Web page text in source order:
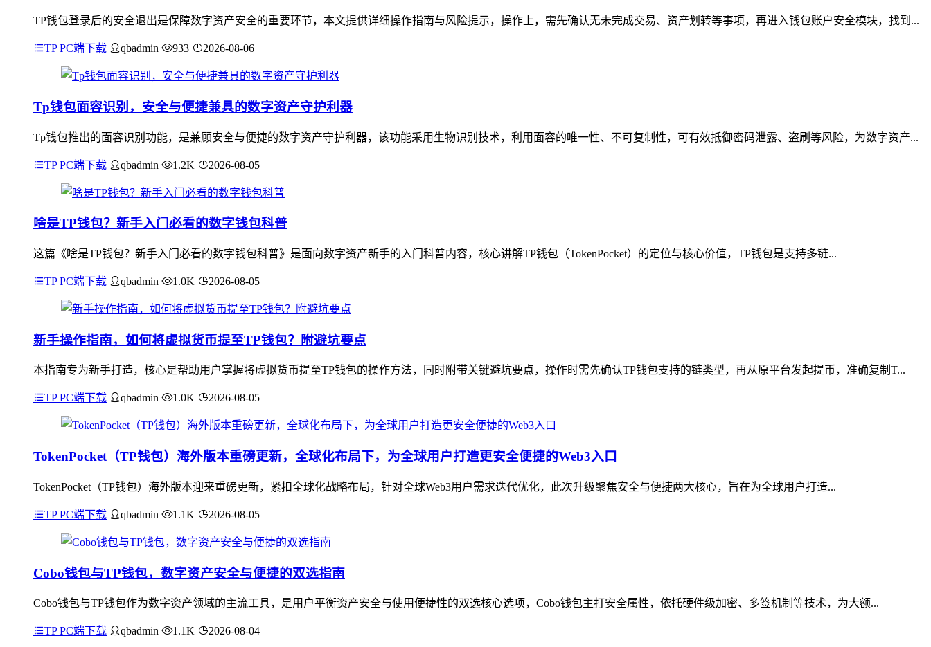
TP钱包登录后的安全退出是保障数字资产安全的重要环节，本文提供详细操作指南与风险提示，操作上，需先确认无未完成交易、资产划转等事项，再进入钱包账户安全模块，找到...
TP PC端下载 qbadmin 933 2026-08-06
Tp钱包面容识别，安全与便捷兼具的数字资产守护利器
Tp钱包推出的面容识别功能，是兼顾安全与便捷的数字资产守护利器，该功能采用生物识别技术，利用面容的唯一性、不可复制性，可有效抵御密码泄露、盗刷等风险，为数字资产...
TP PC端下载 qbadmin 1.2K 2026-08-05
啥是TP钱包？新手入门必看的数字钱包科普
这篇《啥是TP钱包？新手入门必看的数字钱包科普》是面向数字资产新手的入门科普内容，核心讲解TP钱包（TokenPocket）的定位与核心价值，TP钱包是支持多链...
TP PC端下载 qbadmin 1.0K 2026-08-05
新手操作指南，如何将虚拟货币提至TP钱包？附避坑要点
本指南专为新手打造，核心是帮助用户掌握将虚拟货币提至TP钱包的操作方法，同时附带关键避坑要点，操作时需先确认TP钱包支持的链类型，再从原平台发起提币，准确复制T...
TP PC端下载 qbadmin 1.0K 2026-08-05
TokenPocket（TP钱包）海外版本重磅更新，全球化布局下，为全球用户打造更安全便捷的Web3入口
TokenPocket（TP钱包）海外版本迎来重磅更新，紧扣全球化战略布局，针对全球Web3用户需求迭代优化，此次升级聚焦安全与便捷两大核心，旨在为全球用户打造...
TP PC端下载 qbadmin 1.1K 2026-08-05
Cobo钱包与TP钱包，数字资产安全与便捷的双选指南
Cobo钱包与TP钱包作为数字资产领域的主流工具，是用户平衡资产安全与使用便捷性的双选核心选项，Cobo钱包主打安全属性，依托硬件级加密、多签机制等技术，为大额...
TP PC端下载 qbadmin 1.1K 2026-08-04